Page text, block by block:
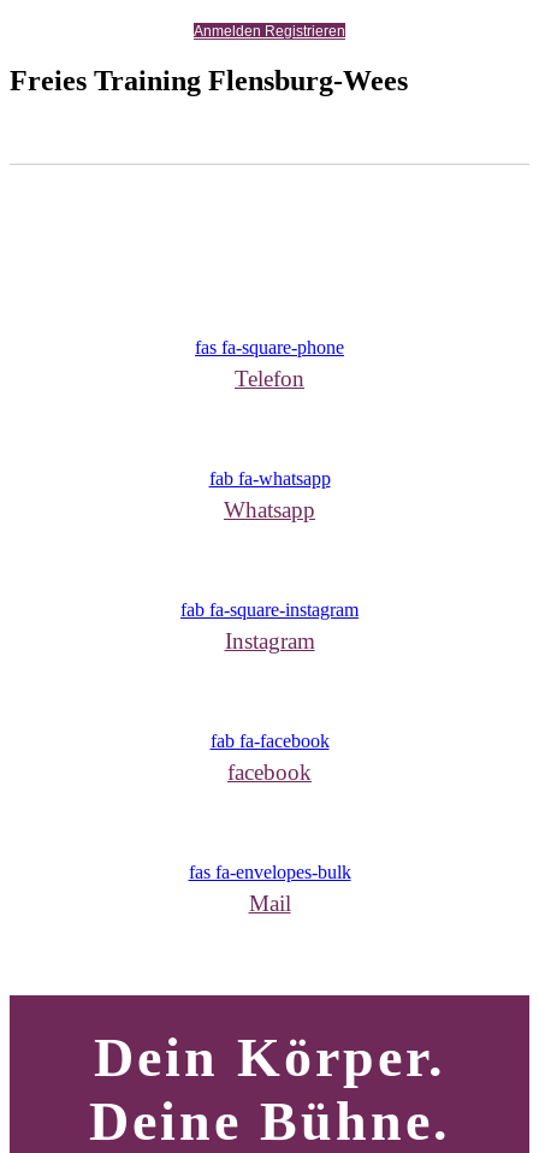
Anmelden Registrieren
Freies Training Flensburg-Wees
fas fa-square-phone
Telefon
fab fa-whatsapp
Whatsapp
fab fa-square-instagram
Instagram
fab fa-facebook
facebook
fas fa-envelopes-bulk
Mail
Dein Körper.
Deine Bühne.